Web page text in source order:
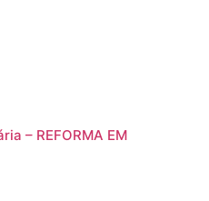
– REFORMA EM